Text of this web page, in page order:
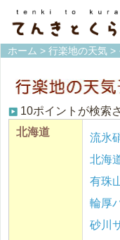
ホーム > 行楽地の天気 >
10ポイントが検索
北海道
流氷
北海
有珠
輪厚
砂川